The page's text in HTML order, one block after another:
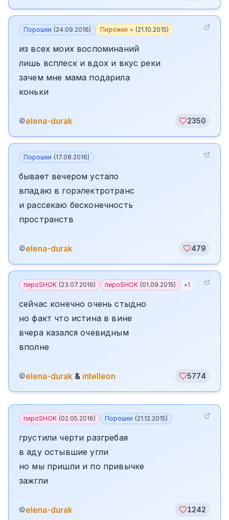
Порошки (24.09.2016) Пирожки + (21.10.2015)
из всех моих воспоминаний
лишь всплеск и вдох и вкус реки
зачем мне мама подарила
коньки
©elena-durak 2350
Порошки (17.08.2016)
бывает вечером устало
впадаю в горэлектротранс
и рассекаю бесконечность
пространств
©elena-durak 479
пироSHOK (23.07.2016) пироSHOK (01.09.2015) +1
сейчас конечно очень стыдно
но факт что истина в вине
вчера казался очевидным
вполне
©elena-durak & intelleon 5774
пироSHOK (02.05.2016) Порошки (21.12.2015)
грустили черти разгребая
в аду остывшие угли
но мы пришли и по привычке
зажгли
©elena-durak 1242